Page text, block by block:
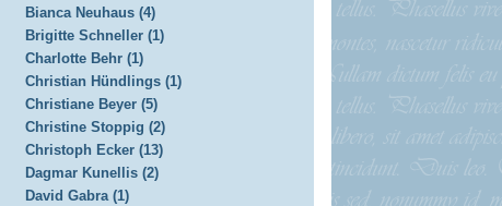
Bianca Neuhaus (4)
Brigitte Schneller (1)
Charlotte Behr (1)
Christian Hündlings (1)
Christiane Beyer (5)
Christine Stoppig (2)
Christoph Ecker (13)
Dagmar Kunellis (2)
David Gabra (1)